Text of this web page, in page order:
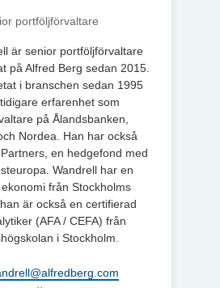
portföljförvaltare
är senior portföljförvaltare
på Alfred Berg sedan 2015.
i branschen sedan 1995
erfarenhet som
på Ålandsbanken,
Nordea. Han har också
en hedgefond med
Wandrell har en
från Stockholms
är också en certifierad
(AFA / CEFA) från
i Stockholm.